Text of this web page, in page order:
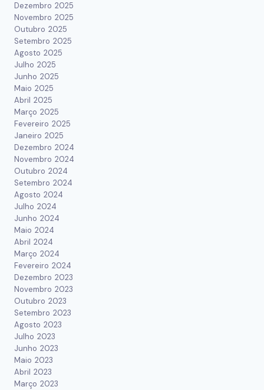
Dezembro 2025
Novembro 2025
Outubro 2025
Setembro 2025
Agosto 2025
Julho 2025
Junho 2025
Maio 2025
Abril 2025
Março 2025
Fevereiro 2025
Janeiro 2025
Dezembro 2024
Novembro 2024
Outubro 2024
Setembro 2024
Agosto 2024
Julho 2024
Junho 2024
Maio 2024
Abril 2024
Março 2024
Fevereiro 2024
Dezembro 2023
Novembro 2023
Outubro 2023
Setembro 2023
Agosto 2023
Julho 2023
Junho 2023
Maio 2023
Abril 2023
Março 2023